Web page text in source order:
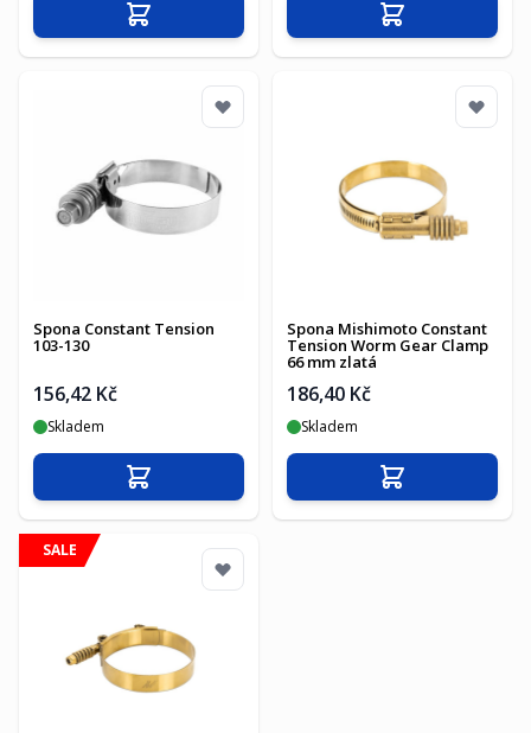
Přidat do košíku Přidat do košíku
Spona Constant Tension
103-130
156,42 Kč
Skladem
Přidat do košíku
Spona Mishimoto Constant
Tension Worm Gear Clamp
66 mm zlatá
186,40 Kč
Skladem
Přidat do košíku
SALE